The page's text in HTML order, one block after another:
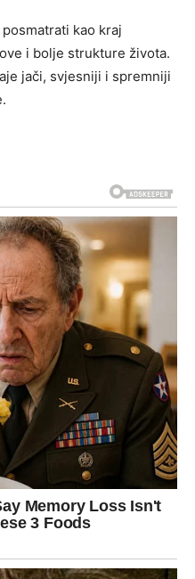
kao kraj
i bolje strukture života.
jači, svjesniji i spremniji